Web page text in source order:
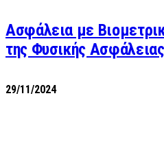
Ασφάλεια με
της Φυσικής Ασφάλειας
29/11/2024